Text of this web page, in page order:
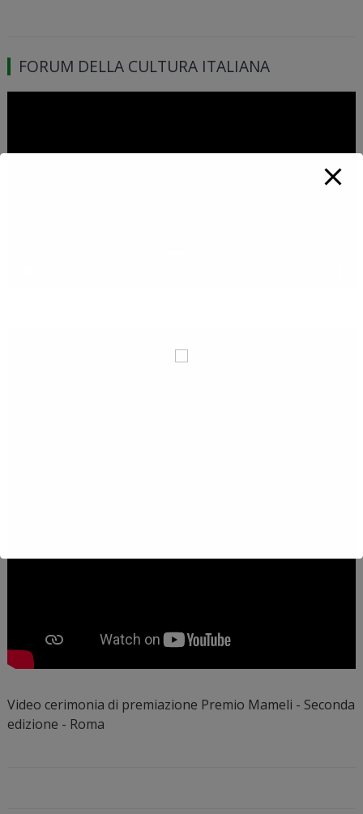
FORUM DELLA CULTURA ITALIANA
Video cerimonia di premiazione Premio Mameli - Seconda
edizione - Roma